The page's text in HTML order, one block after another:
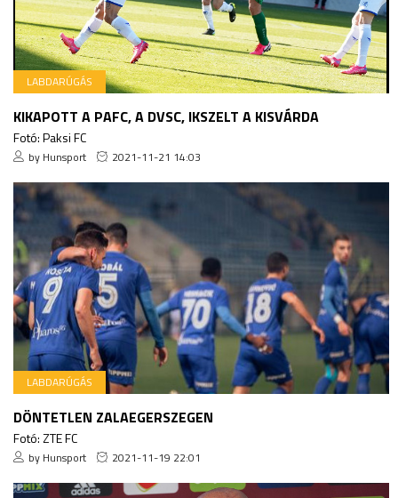
LABDARÚGÁS
KIKAPOTT A PAFC, A DVSC, IKSZELT A KISVÁRDA
Fotó: Paksi FC
by Hunsport 2021-11-21 14:03
LABDARÚGÁS
DÖNTETLEN ZALAEGERSZEGEN
Fotó: ZTE FC
by Hunsport 2021-11-19 22:01